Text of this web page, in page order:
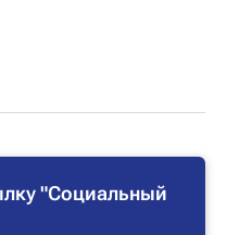
"Социальный